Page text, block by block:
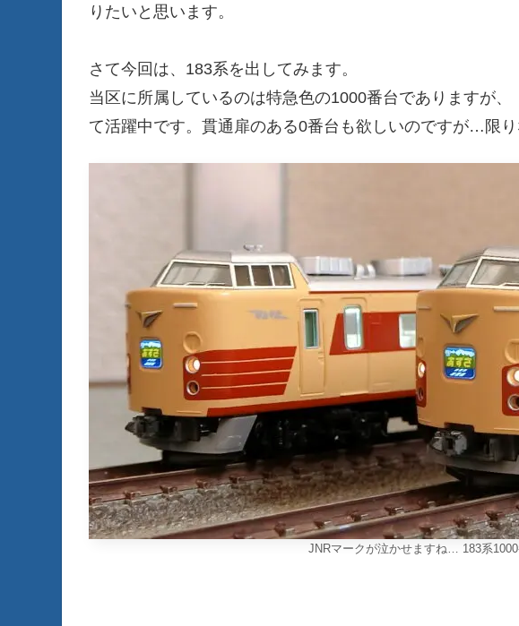
りたいと思います。
さて今回は、183系を出してみます。
当区に所属しているのは特急色の1000番台でありますが
て活躍中です。貫通扉のある0番台も欲しいのですが…限
JNRマークが泣かせますね… 183系